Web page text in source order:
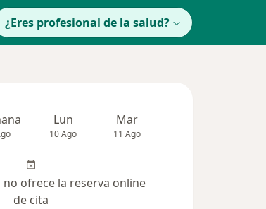
¿Eres profesional de la salud?
Lun
10 Ago
Mar
11 Ago
no ofrece la reserva online
de cita